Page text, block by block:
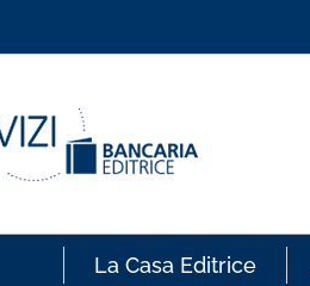
La Casa Editrice